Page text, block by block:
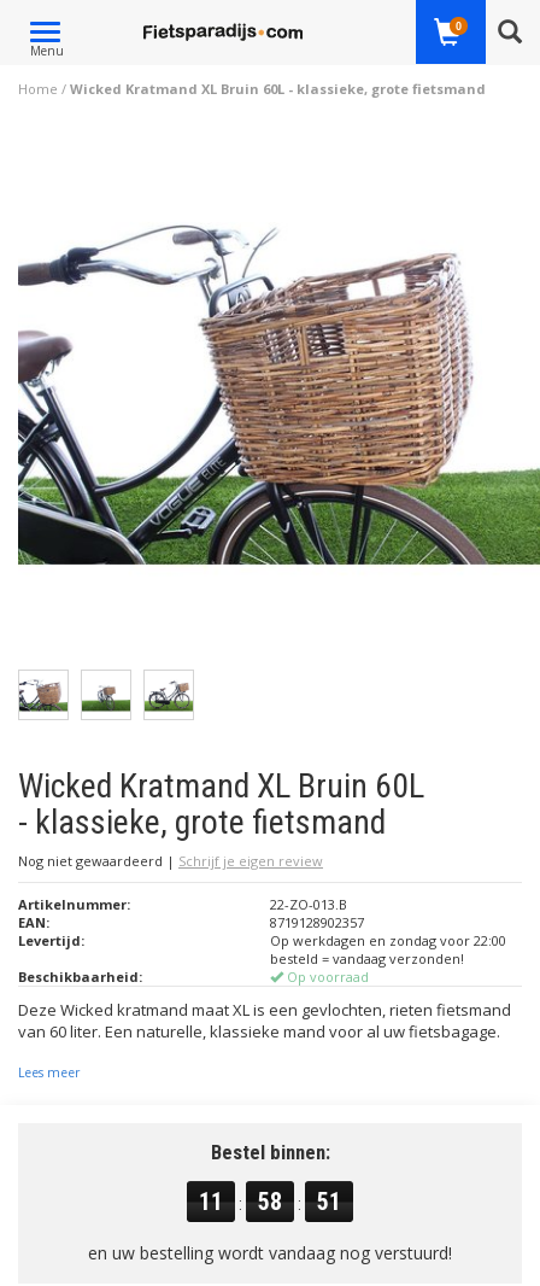
Toggle
navigation
Menu
0
Home / Wicked Kratmand XL Bruin 60L - klassieke, grote fietsmand
Wicked Kratmand XL Bruin 60L
- klassieke, grote fietsmand
Nog niet gewaardeerd | Schrijf je eigen review
Artikelnummer:
22-ZO-013.B
EAN:
8719128902357
Levertijd:
Op werkdagen en zondag voor 22:00
besteld = vandaag verzonden!
Beschikbaarheid:
Op voorraad
Deze Wicked kratmand maat XL is een gevlochten, rieten fietsmand
van 60 liter. Een naturelle, klassieke mand voor al uw fietsbagage.
Lees meer
Bestel binnen:
11 : 58 : 50
en uw bestelling wordt vandaag nog verstuurd!